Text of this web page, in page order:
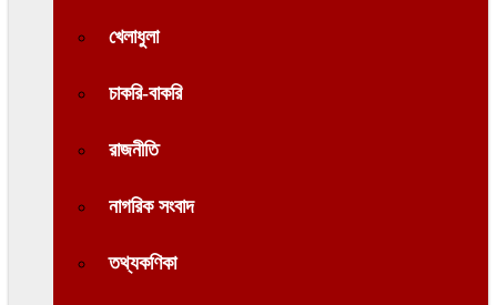
খেলাধুলা
চাকরি-বাকরি
রাজনীতি
নাগরিক সংবাদ
তথ্যকণিকা